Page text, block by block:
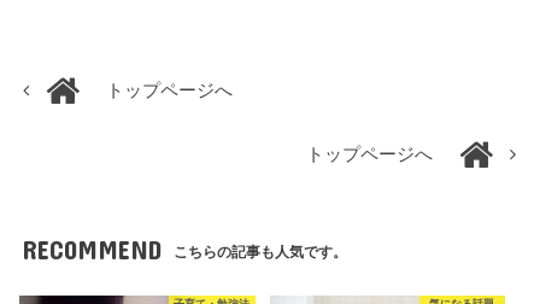
トップページへ
トップページへ
RECOMMEND こちらの記事も人気です。